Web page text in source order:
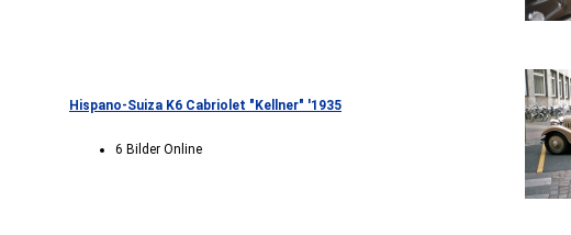
Hispano-Suiza K6 Cabriolet "Kellner" '1935
6 Bilder Online